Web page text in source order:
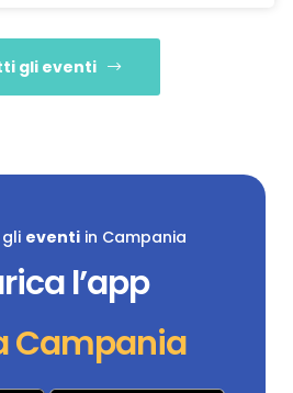
gli eventi
eventiin Campania
l’app
Campania